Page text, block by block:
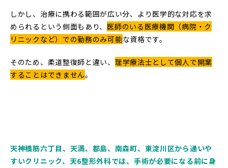
しかし、治療に携わる範囲が広い分、より医学的な対応を求
められるという側面もあり、 医師のいる医療機関（病院・ク
リニックなど）での勤務のみ可能な資格です。
そのため、柔道整復師と違い、 理学療法士として個人で開業
することはできません。
天神橋筋六丁目、天満、都島、南森町、東淀川区から通いや
すいクリニック、天6整形外科では、手術が必要になる前に身